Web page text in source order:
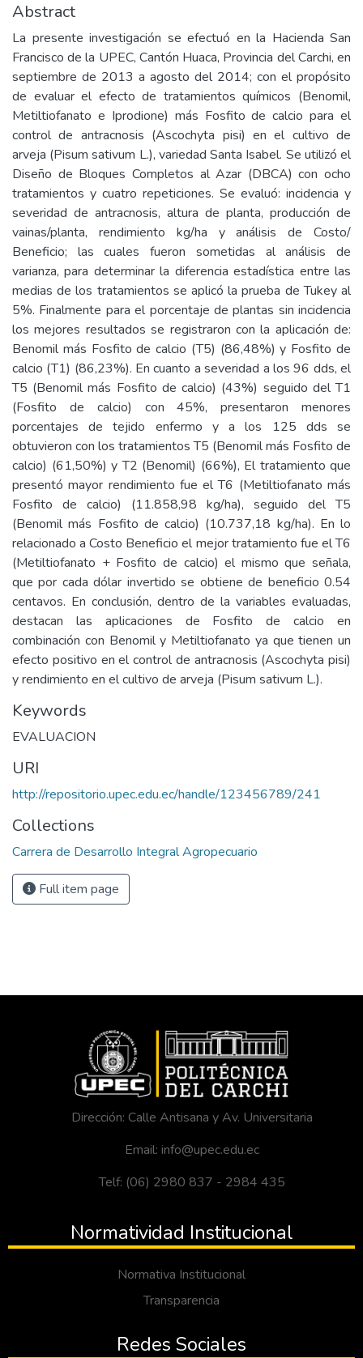
Abstract
La presente investigación se efectuó en la Hacienda San
Francisco de la UPEC, Cantón Huaca, Provincia del Carchi, en
septiembre de 2013 a agosto del 2014; con el propósito
de evaluar el efecto de tratamientos químicos (Benomil,
Metiltiofanato e Iprodione) más Fosfito de calcio para el
control de antracnosis (Ascochyta pisi) en el cultivo de
arveja (Pisum sativum L.), variedad Santa Isabel. Se utilizó el
Diseño de Bloques Completos al Azar (DBCA) con ocho
tratamientos y cuatro repeticiones. Se evaluó: incidencia y
severidad de antracnosis, altura de planta, producción de
vainas/planta, rendimiento kg/ha y análisis de Costo/
Beneficio; las cuales fueron sometidas al análisis de
varianza, para determinar la diferencia estadística entre las
medias de los tratamientos se aplicó la prueba de Tukey al
5%. Finalmente para el porcentaje de plantas sin incidencia
los mejores resultados se registraron con la aplicación de:
Benomil más Fosfito de calcio (T5) (86,48%) y Fosfito de
calcio (T1) (86,23%). En cuanto a severidad a los 96 dds, el
T5 (Benomil más Fosfito de calcio) (43%) seguido del T1
(Fosfito de calcio) con 45%, presentaron menores
porcentajes de tejido enfermo y a los 125 dds se
obtuvieron con los tratamientos T5 (Benomil más Fosfito de
calcio) (61,50%) y T2 (Benomil) (66%), El tratamiento que
presentó mayor rendimiento fue el T6 (Metiltiofanato más
Fosfito de calcio) (11.858,98 kg/ha), seguido del T5
(Benomil más Fosfito de calcio) (10.737,18 kg/ha). En lo
relacionado a Costo Beneficio el mejor tratamiento fue el T6
(Metiltiofanato + Fosfito de calcio) el mismo que señala,
que por cada dólar invertido se obtiene de beneficio 0.54
centavos. En conclusión, dentro de la variables evaluadas,
destacan las aplicaciones de Fosfito de calcio en
combinación con Benomil y Metiltiofanato ya que tienen un
efecto positivo en el control de antracnosis (Ascochyta pisi)
y rendimiento en el cultivo de arveja (Pisum sativum L.).
Keywords
EVALUACION
URI
http://repositorio.upec.edu.ec/handle/123456789/241
Collections
Carrera de Desarrollo Integral Agropecuario
Full item page
Dirección: Calle Antisana y Av. Universitaria
Email: info@upec.edu.ec
Telf: (06) 2980 837 - 2984 435
Normatividad Institucional
Normativa Institucional
Transparencia
Redes Sociales